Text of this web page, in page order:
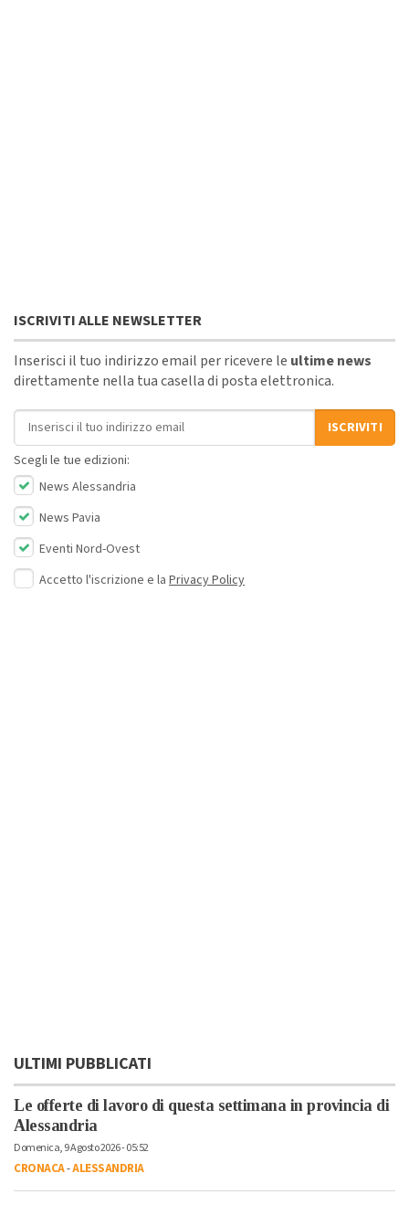
ISCRIVITI ALLE NEWSLETTER
Inserisci il tuo indirizzo email per ricevere le ultime news
direttamente nella tua casella di posta elettronica.
Indirizzo email
ISCRIVITI
Scegli le tue edizioni:
News Alessandria
News Pavia
Eventi Nord-Ovest
Accetto l'iscrizione e la Privacy Policy
ULTIMI PUBBLICATI
Le offerte di lavoro di questa settimana in provincia di
Alessandria
Domenica, 9 Agosto 2026 - 05:52
CRONACA-ALESSANDRIA